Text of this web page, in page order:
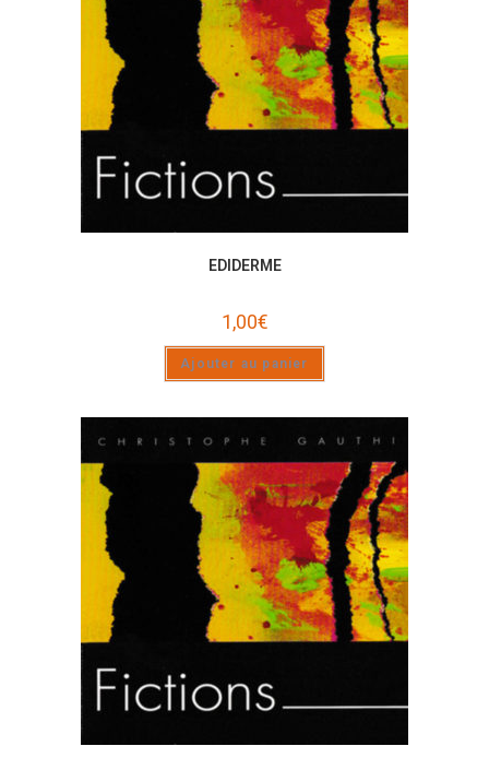
EDIDERME
1,00€
Ajouter au panier